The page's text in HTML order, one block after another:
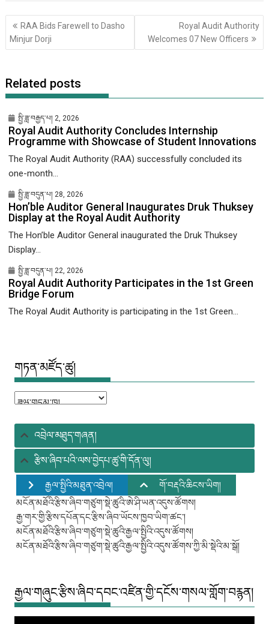
Post
གི་
འགྲུལ་
RAA Bids Farewell to Dasho
Minjur Dorji
Royal Audit Authority
Welcomes 07 New Officers
Related posts
སྤྱི་ཟླ་བརྒྱད་པ། 2, 2026
Royal Audit Authority Concludes Internship
Programme with Showcase of Student Innovations
The Royal Audit Authority (RAA) successfully concluded its
one-month...
སྤྱི་ཟླ་བདུན་པ། 28, 2026
Hon’ble Auditor General Inaugurates Druk Thuksey
Display at the Royal Audit Authority
The Hon’ble Auditor General inaugurated the Druk Thuksey
Display...
སྤྱི་ཟླ་བདུན་པ། 22, 2026
Royal Audit Authority Participates in the 1st Green
Bridge Forum
The Royal Audit Authority is participating in the 1st Green...
གཏན་མཛོད་ཚུ།
གཏན་
ཚུ།
འབྲེལ་མཐུད་གཞན།
རྩིས་ཞིབ་པའི་ལས་བྱེདཔ་ཚུ་གི་དོན་ལུ།
རྒྱལ་སྤྱིའི་མཐུན་འབྲེལ།
གོ་བརྡའི་ཆིངས་ཡིག།
མངོན་མཐོའི་རྩིས་ཞིབ་གཙུག་སྡེ་ཚུའི་ཨེ་ཤི་ཡན་འདུས་ཚོགས།
རྒྱ་གར་གྱི་རྩིས་དཔོན་དང་རྩིས་ཞིབ་ཡོངས་ཁྱབ་ཡིག་ཚང་།
མངོན་མཐོའི་རྩིས་ཞིབ་གཙུག་སྡེ་ཚུའི་རྒྱལ་སྤྱིའི་འདུས་ཚོགས།
མངོན་མཐོའི་རྩིས་ཞིབ་གཙུག་སྡེ་ཚུའི་རྒྱལ་སྤྱིའི་འདུས་ཚོགས་ཀྱི་མི་སྡེའི་མ་སྒོ།
རྒྱལ་གཞུང་རྩིས་ཞིབ་དབང་འཛིན་གྱི་དངོས་གསལ་གློག་བརྙན།